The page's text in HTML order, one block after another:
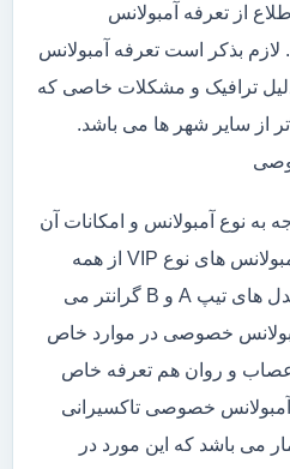
از تعرفه آمبولانس
بذکر است تعرفه آمبولانس
ترافیک و مشکلات خاصی که
از سایر شهر ها می باشد.
به نوع آمبولانس و امکانات آن
متفاوت خواهد بود معمولا آمبولانس های نوع VIP از همه
مدل ها گرانتر و بعد از آن مدل های تیپ A و B گرانتر می
آمبولانس خصوصی در موارد خاص
اعصاب و روان هم تعرفه خاص
خصوصی تاکسیرانی
بیمار می باشد که این مورد در